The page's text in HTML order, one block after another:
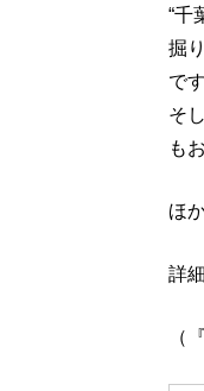
“千
掘
です
そ
も
ほ
詳
（